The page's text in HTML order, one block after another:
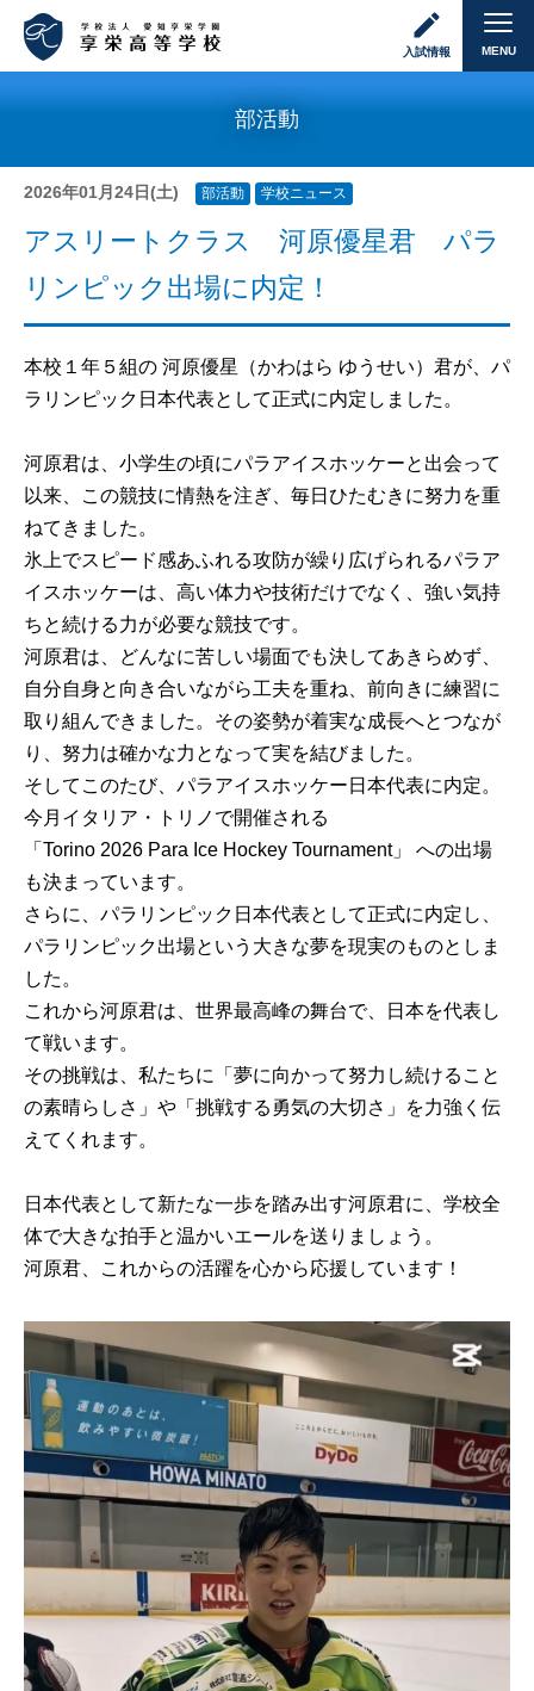
入試情報 MENU
部活動
2026年01月24日(土) 部活動 学校ニュース
アスリートクラス 河原優星君 パラ
リンピック出場に内定！
本校１年５組の 河原優星（かわはら ゆうせい）君が、パ
ラリンピック日本代表として正式に内定しました。
河原君は、小学生の頃にパラアイスホッケーと出会って
以来、この競技に情熱を注ぎ、毎日ひたむきに努力を重
ねてきました。
氷上でスピード感あふれる攻防が繰り広げられるパラア
イスホッケーは、高い体力や技術だけでなく、強い気持
ちと続ける力が必要な競技です。
河原君は、どんなに苦しい場面でも決してあきらめず、
自分自身と向き合いながら工夫を重ね、前向きに練習に
取り組んできました。その姿勢が着実な成長へとつなが
り、努力は確かな力となって実を結びました。
そしてこのたび、パラアイスホッケー日本代表に内定。
今月イタリア・トリノで開催される
「Torino 2026 Para Ice Hockey Tournament」 への出場
も決まっています。
さらに、パラリンピック日本代表として正式に内定し、
パラリンピック出場という大きな夢を現実のものとしま
した。
これから河原君は、世界最高峰の舞台で、日本を代表し
て戦います。
その挑戦は、私たちに「夢に向かって努力し続けること
の素晴らしさ」や「挑戦する勇気の大切さ」を力強く伝
えてくれます。
日本代表として新たな一歩を踏み出す河原君に、学校全
体で大きな拍手と温かいエールを送りましょう。
河原君、これからの活躍を心から応援しています！